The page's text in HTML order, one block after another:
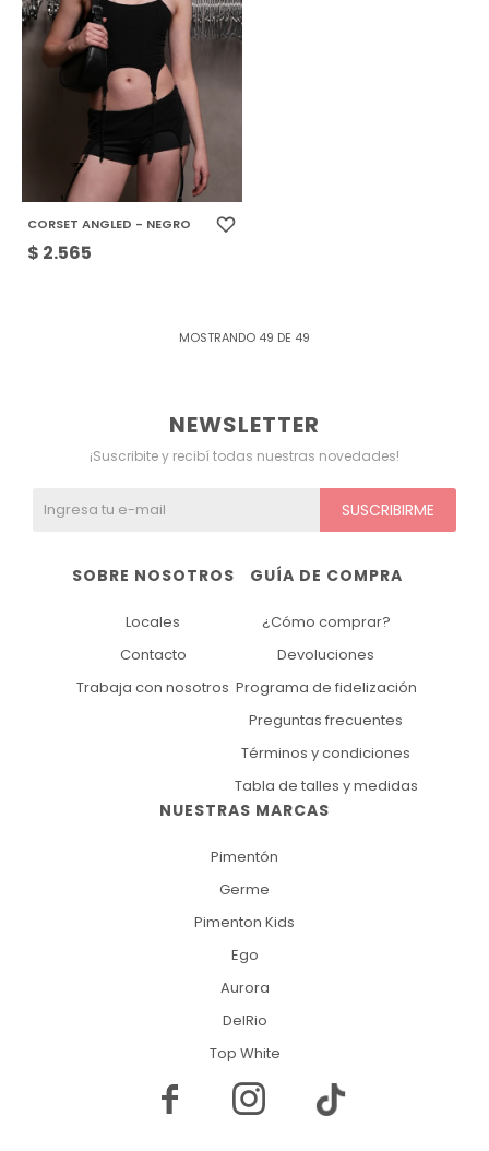
CORSET ANGLED - NEGRO
$ 2.565
MOSTRANDO 49 DE 49
NUESTRAS MARCAS
Pimentón
Germe
Pimenton Kids
Ego
Aurora
DelRio
Top White
GUÍA DE COMPRA
¿Cómo comprar?
Devoluciones
Programa de fidelización
Preguntas frecuentes
Términos y condiciones
Tabla de talles y medidas
SOBRE NOSOTROS
Locales
Contacto
Trabaja con nosotros
NEWSLETTER
¡Suscribite y recibí todas nuestras novedades!
SUSCRIBIRME
 